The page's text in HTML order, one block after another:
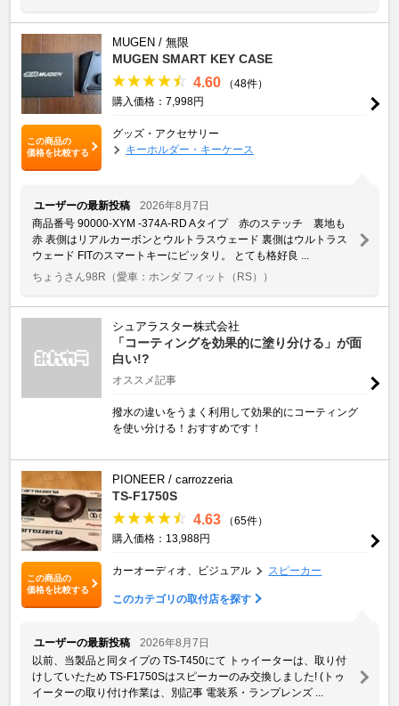
この商品の
価格を比較する
MUGEN / 無限
MUGEN SMART KEY CASE
4.60
（48件）
購入価格：7,998円
グッズ・アクセサリー
キーホルダー・キーケース
ユーザーの最新投稿
2026年8月7日
商品番号 90000-XYM -374A-RD Aタイプ 赤のステッチ 裏地も
赤 表側はリアルカーボンとウルトラスウェード 裏側はウルトラス
ウェード FITのスマートキーにピッタリ。 とても格好良 ...
ちょうさん98R （愛車：ホンダ フィット（RS））
シュアラスター株式会社
「コーティングを効果的に塗り分ける」が面
白い!?
オススメ記事
撥水の違いをうまく利用して効果的にコーティング
を使い分ける！おすすめです！
この商品の
価格を比較する
PIONEER / carrozzeria
TS-F1750S
4.63
（65件）
購入価格：13,988円
カーオーディオ、ビジュアル スピーカー
このカテゴリの取付店を探す
ユーザーの最新投稿
2026年8月7日
以前、当製品と同タイプの TS-T450にて トゥイーターは、取り付
けしていたため TS-F1750Sはスピーカーのみ交換しました! (トゥ
イーターの取り付け作業は、別記事 電装系・ランプレンズ ...